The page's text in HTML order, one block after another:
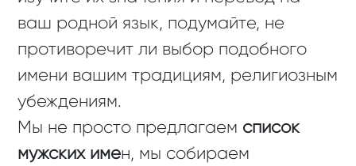
ваш родной язык, подумайте, не
противоречит ли выбор подобного
имени вашим традициям, религиозным
убеждениям.
Мы не просто предлагаем список
мужских имен, мы собираем